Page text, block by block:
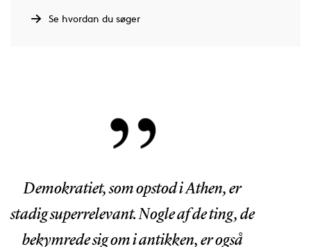
Se hvordan du søger
Demokratiet, som opstod i Athen, er
stadig superrelevant. Nogle af de ting, de
bekymrede sig om i antikken, er også